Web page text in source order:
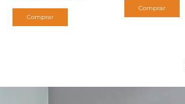
Comprar
Comprar